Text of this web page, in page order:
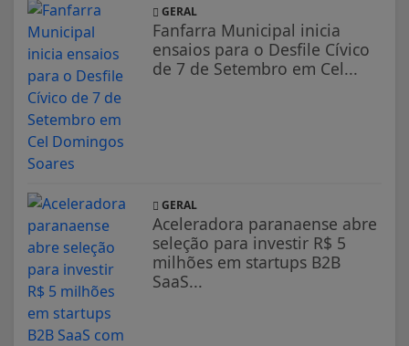
GERAL
Fanfarra Municipal inicia
ensaios para o Desfile Cívico
de 7 de Setembro em Cel...
GERAL
Aceleradora paranaense abre
seleção para investir R$ 5
milhões em startups B2B
SaaS...